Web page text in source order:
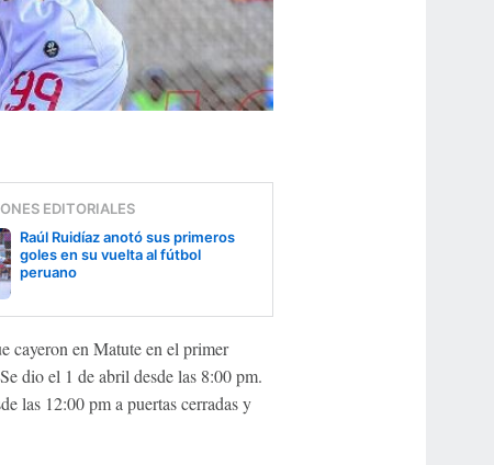
EDITORIALES
Raúl Ruidíaz anotó sus primeros
goles en su vuelta al fútbol
peruano
cayeron en Matute en el primer
dio el 1 de abril desde las 8:00 pm.
las 12:00 pm a puertas cerradas y